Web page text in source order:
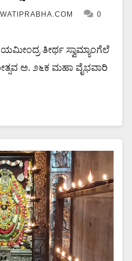
0
ತೀರ್ಥ ಸ್ವಾಮ್ಯಾಂಗೆಲೆ
ಅ. ೨೬ಕ ಮಹಾ ವೈಭವಾರಿ